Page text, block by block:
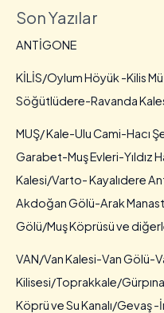
Son Yazılar
ANTİGONE
KİLİS/Oylum Höyük -Kilis
Söğütlüdere-Ravanda
MUŞ/ Kale-Ulu Cami-Hacı
Garabet-Muş Evleri-Yıldız
Kalesi/Varto- Kayalıdere
Akdoğan Gölü-Arak
Gölü/Muş Köprüsü ve
VAN/Van Kalesi-Van Gölü-
Kilisesi/Toprakkale/
Köprü ve Su Kanalı/Gevaş